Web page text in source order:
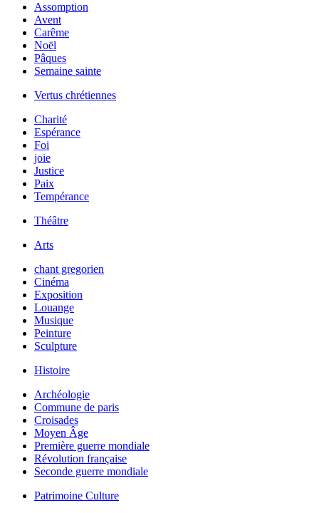
Assomption
Avent
Carême
Noël
Pâques
Semaine sainte
Vertus chrétiennes
Charité
Espérance
Foi
joie
Justice
Paix
Tempérance
Théâtre
Arts
chant gregorien
Cinéma
Exposition
Louange
Musique
Peinture
Sculpture
Histoire
Archéologie
Commune de paris
Croisades
Moyen Âge
Première guerre mondiale
Révolution française
Seconde guerre mondiale
Patrimoine Culture